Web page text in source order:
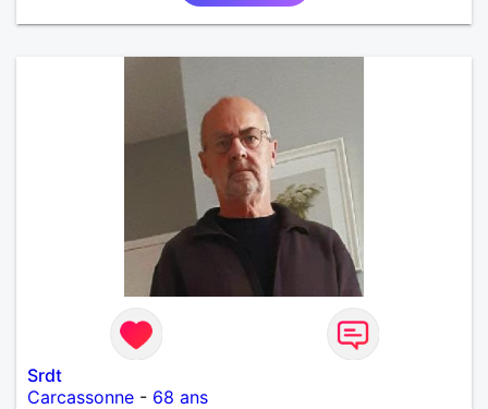
Srdt
Carcassonne - 68 ans